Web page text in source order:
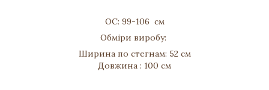
ОС: 99-106 см
Обміри виробу:
Ширина по стегнам: 52 см
Довжина : 100 см